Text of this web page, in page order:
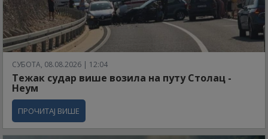
СУБОТА, 08.08.2026 | 12:04
Тежак судар више возила на путу Столац -
Неум
ПРОЧИТАЈ ВИШЕ